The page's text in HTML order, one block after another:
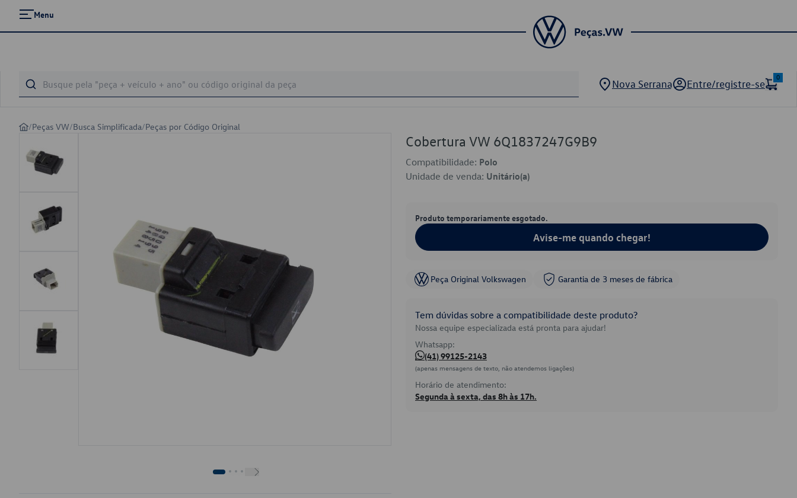
Menu
Nova Serrana Entre/registre-se
0
/Peças VW/Busca Simplificada/Peças por Código Original
Cobertura VW 6Q1837247G9B9
Compatibilidade: Polo
Unidade de venda: Unitário(a)
Produto temporariamente esgotado.
Avise-me quando chegar!
Peça Original Volkswagen Garantia de 3 meses de fábrica
Tem dúvidas sobre a compatibilidade deste produto?
Nossa equipe especializada está pronta para ajudar!
Whatsapp:
(41) 99125-2143
(apenas mensagens de texto, não atendemos ligações)
Horário de atendimento:
Segunda à sexta, das 8h às 17h.